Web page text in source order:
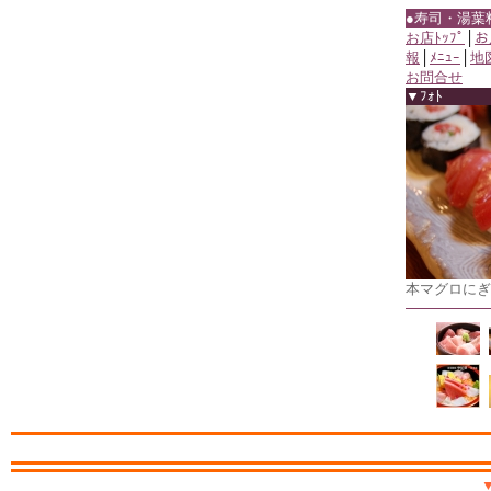
●寿司・湯
お店ﾄｯﾌﾟ
報
ﾒﾆｭｰ
地
お問合せ
▼ﾌｫﾄ
本マグロに